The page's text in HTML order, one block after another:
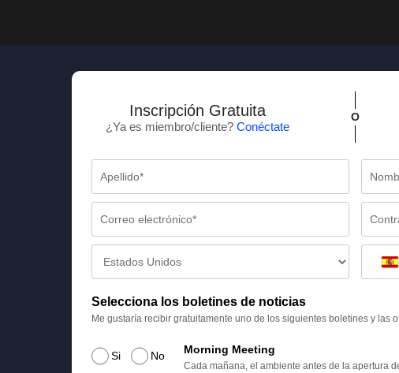
Inscripción Gratuita
¿Ya es miembro/cliente?Conéctate
O
Selecciona los boletines de noticias
Me gustaría recibir gratuitamente uno de los siguientes boletines y las
Si No Morning Meeting
Cada mañana, el ambiente antes de la apertura